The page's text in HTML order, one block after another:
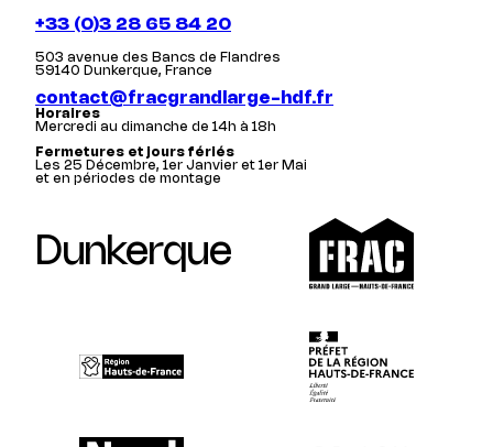
+33 (0)3 28 65 84 20
503 avenue des Bancs de Flandres
59140 Dunkerque, France
contact@fracgrandlarge-hdf.fr
Horaires
Mercredi au dimanche de 14h à 18h
Fermetures et jours fériés
Les 25 Décembre, 1er Janvier et 1er Mai
et en périodes de montage
Dunkerque